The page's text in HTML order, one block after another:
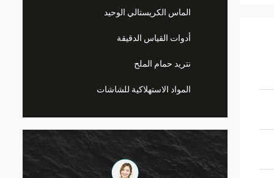
الماس الكريستالي الوحيد
أدوات القياس الدقيقة
نتريد حمام الملح
المواد الاستهلاكية للشاشات